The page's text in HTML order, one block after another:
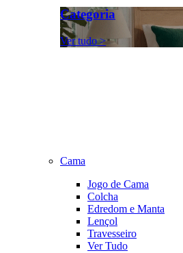
Categoria
Ver tudo >
Cama
Jogo de Cama
Colcha
Edredom e Manta
Lençol
Travesseiro
Ver Tudo